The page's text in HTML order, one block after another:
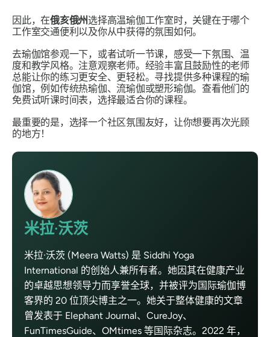
因此，在俄亥俄州选择高温瑜伽工作室时，关键在于哪个
工作室交通便利以及你从中获得的氛围如何。
去瑜伽馆参观一下，或者试听一节课，感受一下氛围、温
度和教学风格。注意观察老师。经验丰富且鼓励性的老师
总能让你的练习更安全、更轻松。寻找提供多种课程的瑜
伽馆，例如传统热瑜伽、流瑜伽或塑形瑜伽。查看他们的
免费试听课时间表，选择最适合你的课程。
最重要的是，选择一个社区氛围友好，让你想要再次光顾
的地方！
米拉·沃茨
米拉·沃茨 (Meera Watts) 是 Siddhi Yoga
International 的创始人兼所有者。她因其在健康产业
的卓越思想领导力而享誉全球，并被评为国际瑜伽博
客界的 20 位顶尖博主之一。她关于整体健康的文章
曾发表于 Elephant Journal、CureJoy、
FunTimesGuide、OMtimes 等国际杂志。2022 年，